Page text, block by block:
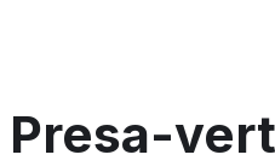
Presa-